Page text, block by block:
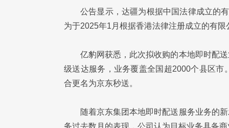
公告显示，达疆为根据中国法律成立的
为于2025年1月根据香港法律注册成立的有
亿豹网获悉，此次拟收购的本地即时配
级送达服务，业务覆盖全国超2000个县区
合更名为京东秒送。
随着京东集团本地即时配送服务业务的
务过去数月的表现，公司认为目标业务具备